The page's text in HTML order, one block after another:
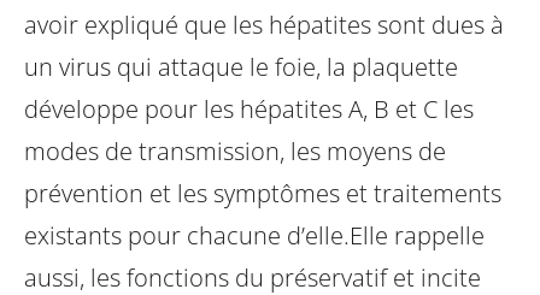
avoir expliqué que les hépatites sont dues à
un virus qui attaque le foie, la plaquette
développe pour les hépatites A, B et C les
modes de transmission, les moyens de
prévention et les symptômes et traitements
existants pour chacune d’elle.Elle rappelle
aussi, les fonctions du préservatif et incite